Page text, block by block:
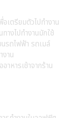
เตรียมตัวไปทำงาน
างไปทำงานมักใช้
นรถไฟฟ้า รถเมล์
าน
าหารเช้าจากร้าน